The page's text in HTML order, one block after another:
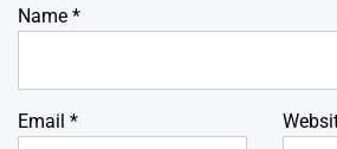
Name *
Email *